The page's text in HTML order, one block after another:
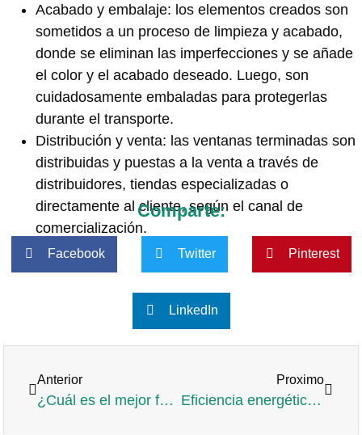
Acabado y embalaje: los elementos creados son
sometidos a un proceso de limpieza y acabado,
donde se eliminan las imperfecciones y se añade
el color y el acabado deseado. Luego, son
cuidadosamente embaladas para protegerlas
durante el transporte.
Distribución y venta: las ventanas terminadas son
distribuidas y puestas a la venta a través de
distribuidores, tiendas especializadas o
directamente al cliente, según el canal de
comercialización.
Comparte:
Facebook Twitter Pinterest
LinkedIn
Anterior
¿Cuál es el mejor fertilizante para cesped natural?
Proximo
Eficiencia energética, las soluciones innovadoras para mejorarla